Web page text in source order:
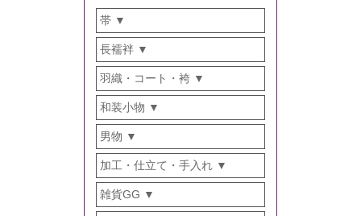
帯
長襦袢
羽織・コート・袴
和装小物
男物
加工・仕立て・手入れ
雑貨GG